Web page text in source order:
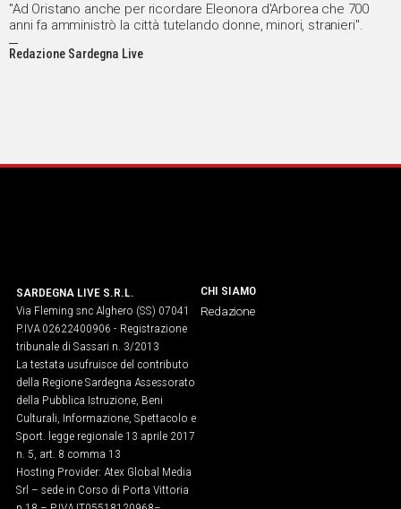
"Ad Oristano anche per ricordare Eleonora d'Arborea che 700
anni fa amministrò la città tutelando donne, minori, stranieri".
Redazione Sardegna Live
SARDEGNA LIVE S.R.L.
Via Fleming snc Alghero (SS) 07041
P.IVA 02622400906 - Registrazione
tribunale di Sassari n. 3/2013
La testata usufruisce del contributo
della Regione Sardegna Assessorato
della Pubblica Istruzione, Beni
Culturali, Informazione, Spettacolo e
Sport. legge regionale 13 aprile 2017
n. 5, art. 8 comma 13
Hosting Provider: Atex Global Media
Srl – sede in Corso di Porta Vittoria
CHI SIAMO
Redazione